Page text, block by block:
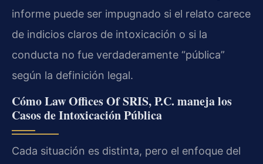
informe puede ser impugnado si el relato carece
de indicios claros de intoxicación o si la
conducta no fue verdaderamente “pública”
según la definición legal.
Cómo Law Offices Of SRIS, P.C. maneja los
Casos de Intoxicación Pública
Cada situación es distinta, pero el enfoque del